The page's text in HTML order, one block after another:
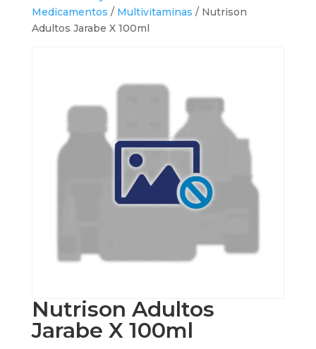
Medicamentos / Multivitaminas / Nutrison
Adultos Jarabe X 100ml
Nutrison Adultos
Jarabe X 100ml